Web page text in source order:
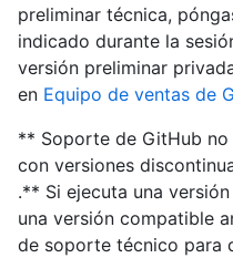
preliminar técnica,
indicado durante la
versión preliminar
en Equipo de ventas de
** Soporte de GitHub
con versiones
.** Si ejecuta una
una versión compatible
de soporte técnico para